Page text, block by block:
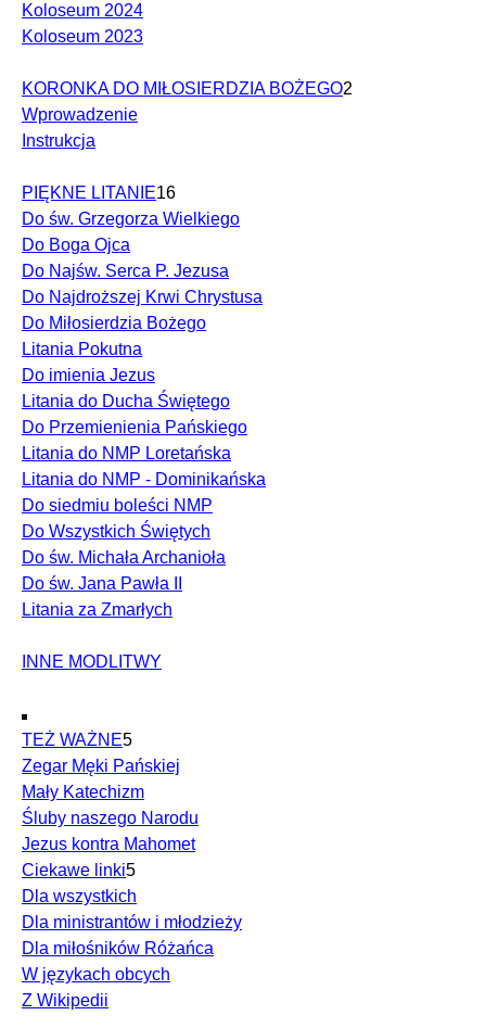
Koloseum 2024
Koloseum 2023
KORONKA DO MIŁOSIERDZIA BOŻEGO2
Wprowadzenie
Instrukcja
PIĘKNE LITANIE16
Do św. Grzegorza Wielkiego
Do Boga Ojca
Do Najśw. Serca P. Jezusa
Do Najdroższej Krwi Chrystusa
Do Miłosierdzia Bożego
Litania Pokutna
Do imienia Jezus
Litania do Ducha Świętego
Do Przemienienia Pańskiego
Litania do NMP Loretańska
Litania do NMP - Dominikańska
Do siedmiu boleści NMP
Do Wszystkich Świętych
Do św. Michała Archanioła
Do św. Jana Pawła II
Litania za Zmarłych
INNE MODLITWY
TEŻ WAŻNE5
Zegar Męki Pańskiej
Mały Katechizm
Śluby naszego Narodu
Jezus kontra Mahomet
Ciekawe linki5
Dla wszystkich
Dla ministrantów i młodzieży
Dla miłośników Różańca
W językach obcych
Z Wikipedii